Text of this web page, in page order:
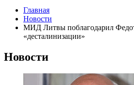
Главная
Новости
МИД Литвы поблагодарил
«десталинизации»
Новости